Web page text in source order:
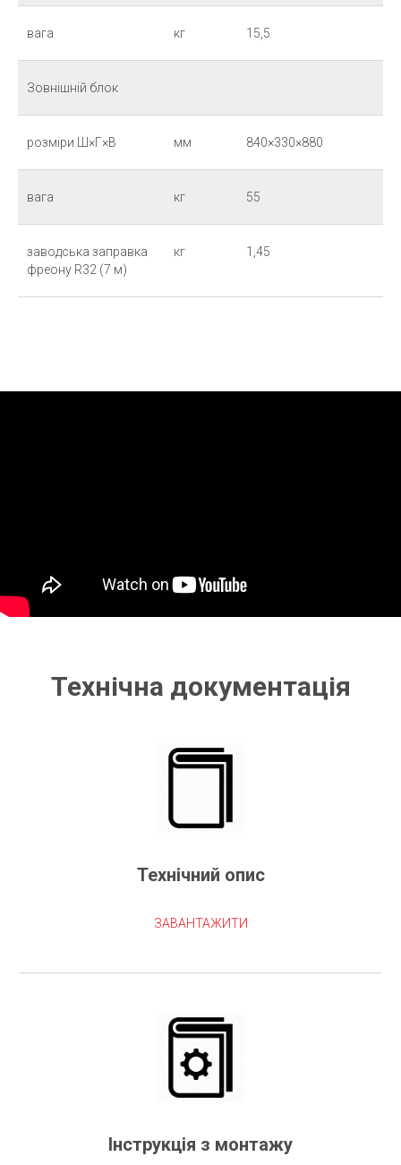
вага кг 15,5
Зовнішній блок
розміри Ш×Г×В мм 840×330×880
вага кг 55
заводська заправка
фреону R32 (7 м)
кг 1,45
Технічна документація
Технічний опис
ЗАВАНТАЖИТИ
Інструкція з монтажу